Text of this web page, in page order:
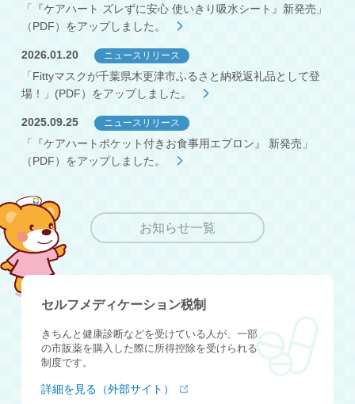
「『ケアハート ズレずに安心 使いきり吸水シート』新発売」
（PDF）をアップしました。
2026.01.20 ニュースリリース
「Fittyマスクが千葉県木更津市ふるさと納税返礼品として登
場！」(PDF）をアップしました。
2025.09.25 ニュースリリース
「『ケアハートポケット付きお食事用エプロン』 新発売」
（PDF）をアップしました。
お知らせ一覧
セルフメディケーション税制
きちんと健康診断などを受けている人が、一部
の市販薬を購入した際に所得控除を受けられる
制度です。
詳細を見る（外部サイト）